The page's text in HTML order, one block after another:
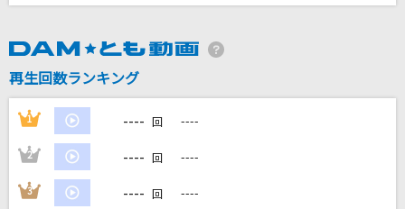
平熱
Mr.Children
DAMの新曲・ランキングなど
再生回数ランキング
1 ---- 回 ----
2 ---- 回 ----
3 ---- 回 ----